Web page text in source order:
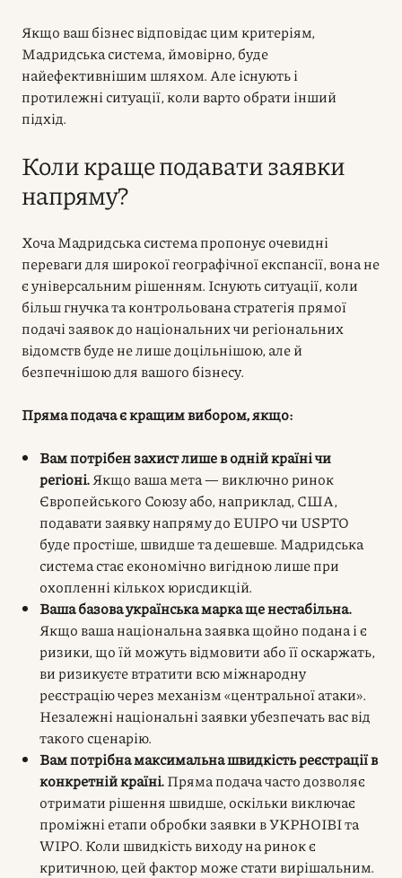
Якщо ваш бізнес відповідає цим критеріям,
Мадридська система, ймовірно, буде
найефективнішим шляхом. Але існують і
протилежні ситуації, коли варто обрати інший
підхід.
Коли краще подавати заявки
напряму?
Хоча Мадридська система пропонує очевидні
переваги для широкої географічної експансії, вона не
є універсальним рішенням. Існують ситуації, коли
більш гнучка та контрольована стратегія прямої
подачі заявок до національних чи регіональних
відомств буде не лише доцільнішою, але й
безпечнішою для вашого бізнесу.
Пряма подача є кращим вибором, якщо:
Вам потрібен захист лише в одній країні чи
регіоні.Якщо ваша мета — виключно ринок
Європейського Союзу або, наприклад, США,
подавати заявку напряму до EUIPO чи USPTO
буде простіше, швидше та дешевше. Мадридська
система стає економічно вигідною лише при
охопленні кількох юрисдикцій.
Ваша базова українська марка ще нестабільна.
Якщо ваша національна заявка щойно подана і є
ризики, що їй можуть відмовити або її оскаржать,
ви ризикуєте втратити всю міжнародну
реєстрацію через механізм «центральної атаки».
Незалежні національні заявки убезпечать вас від
такого сценарію.
Вам потрібна максимальна швидкість реєстрації в
конкретній країні.Пряма подача часто дозволяє
отримати рішення швидше, оскільки виключає
проміжні етапи обробки заявки в УКРНОІВІ та
WIPO. Коли швидкість виходу на ринок є
критичною, цей фактор може стати вирішальним.